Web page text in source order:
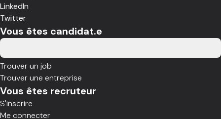
LinkedIn
Twitter
Vous êtes candidat.e
Trouver un job
Trouver une entreprise
Vous êtes recruteur
S'inscrire
Me connecter